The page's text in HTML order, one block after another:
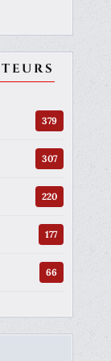
379
307
220
177
66